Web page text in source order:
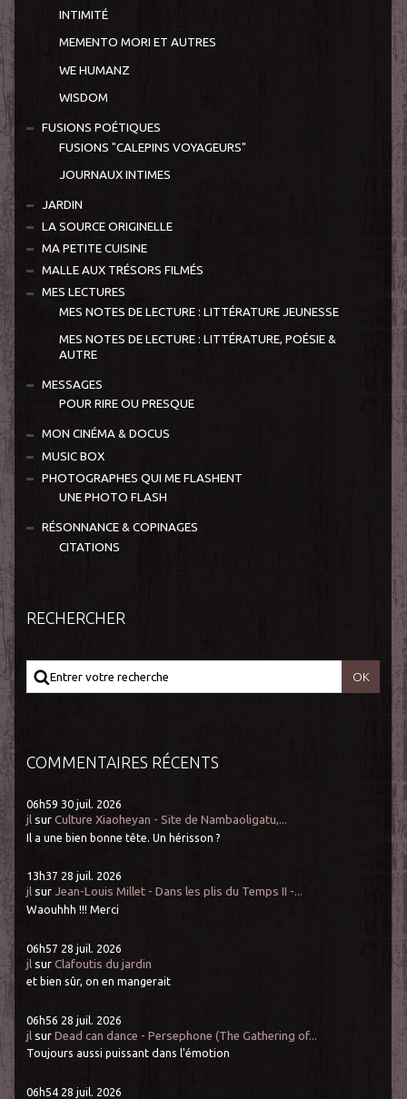
INTIMITÉ
MEMENTO MORI ET AUTRES
WE HUMANZ
WISDOM
FUSIONS POÉTIQUES
FUSIONS "CALEPINS VOYAGEURS"
JOURNAUX INTIMES
JARDIN
LA SOURCE ORIGINELLE
MA PETITE CUISINE
MALLE AUX TRÉSORS FILMÉS
MES LECTURES
MES NOTES DE LECTURE : LITTÉRATURE JEUNESSE
MES NOTES DE LECTURE : LITTÉRATURE, POÉSIE &
AUTRE
MESSAGES
POUR RIRE OU PRESQUE
MON CINÉMA & DOCUS
MUSIC BOX
PHOTOGRAPHES QUI ME FLASHENT
UNE PHOTO FLASH
RÉSONNANCE & COPINAGES
CITATIONS
RECHERCHER
COMMENTAIRES RÉCENTS
06h59 30 juil. 2026
jl surCulture Xiaoheyan - Site de Nambaoligatu,...
Il a une bien bonne tête. Un hérisson ?
13h37 28 juil. 2026
jl surJean-Louis Millet - Dans les plis du Temps II -...
Waouhhh !!! Merci
06h57 28 juil. 2026
jl surClafoutis du jardin
et bien sûr, on en mangerait
06h56 28 juil. 2026
jl surDead can dance - Persephone (The Gathering of...
Toujours aussi puissant dans l'émotion
06h54 28 juil. 2026